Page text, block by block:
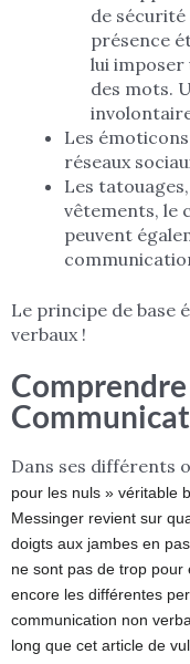
de sécurité
présence
lui imposer
des mots.
Les
réseaux
Les
vêtements, le
peuvent
Le principe de base
verbaux !
Comprendre
Dans ses différents
pour les nuls » véritable
Messinger revient sur
doigts aux jambes en
ne sont pas de trop pour
encore les différentes
communication non
long que cet article de